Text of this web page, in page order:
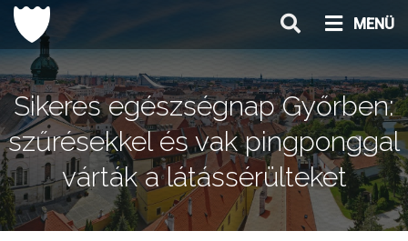
Ugrás
tartalomhoz
MENÜ
Sikeres egészségnap Győrben:
szűrésekkel és vak pingponggal
várták a látássérülteket